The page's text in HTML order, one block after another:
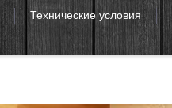
Технические условия